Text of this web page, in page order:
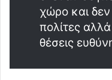
χώρο και
πολίτες
θέσεις